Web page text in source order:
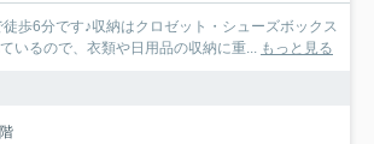
歩6分です♪収納はクロゼット・シューズボックス
いるので、衣類や日用品の収納に重... もっと見る